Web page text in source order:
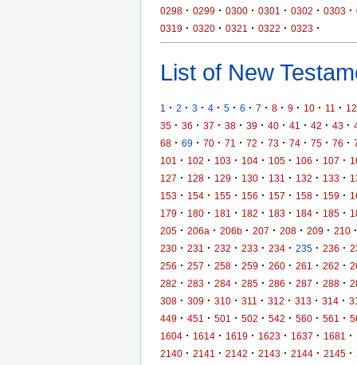
0298 · 0299 · 0300 · 0301 · 0302 · 0303 ·
0319 · 0320 · 0321 · 0322 · 0323 ·
List of New
1 · 2 · 3 · 4 · 5 · 6 · 7 · 8 · 9 · 10 · 11 · 12
35 · 36 · 37 · 38 · 39 · 40 · 41 · 42 · 43 ·
68 · 69 · 70 · 71 · 72 · 73 · 74 · 75 · 76 ·
101
· 102 · 103 · 104 · 105 · 106 · 107 ·
127 · 128 · 129 · 130 · 131 · 132 · 133 ·
153 · 154 · 155 · 156 · 157 · 158 · 159 ·
179 · 180 · 181 · 182 · 183 · 184 · 185 ·
205 · 206a · 206b · 207 · 208 · 209 · 210 ·
230 · 231 · 232 · 233 · 234 · 235 · 236 ·
256 · 257 · 258 · 259 · 260 · 261 · 262 ·
282 · 283 · 284 · 285 · 286 · 287 · 288 ·
308 · 309 · 310 · 311 · 312 · 313 · 314 ·
449 · 451 · 501 · 502 · 542 · 560 · 561 ·
1604 · 1614 · 1619 · 1623 · 1637 · 1681 ·
2140 · 2141 · 2142 · 2143 · 2144 · 2145 ·